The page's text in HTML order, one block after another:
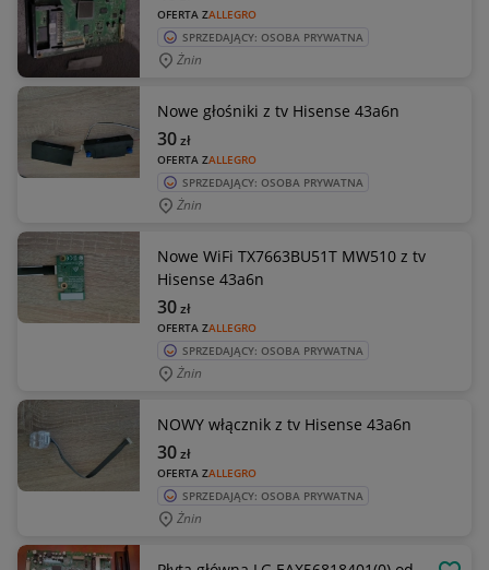
OFERTA ZALLEGRO
SPRZEDAJĄCY: OSOBA PRYWATNA
Żnin
Nowe głośniki z tv Hisense 43a6n
OFERTA ZALLEGRO
30zł
SPRZEDAJĄCY: OSOBA PRYWATNA
Żnin
Nowe WiFi TX7663BU51T MW510 z tv
Hisense 43a6n
OFERTA ZALLEGRO
30zł
SPRZEDAJĄCY: OSOBA PRYWATNA
Żnin
NOWY włącznik z tv Hisense 43a6n
OFERTA ZALLEGRO
30zł
SPRZEDAJĄCY: OSOBA PRYWATNA
Żnin